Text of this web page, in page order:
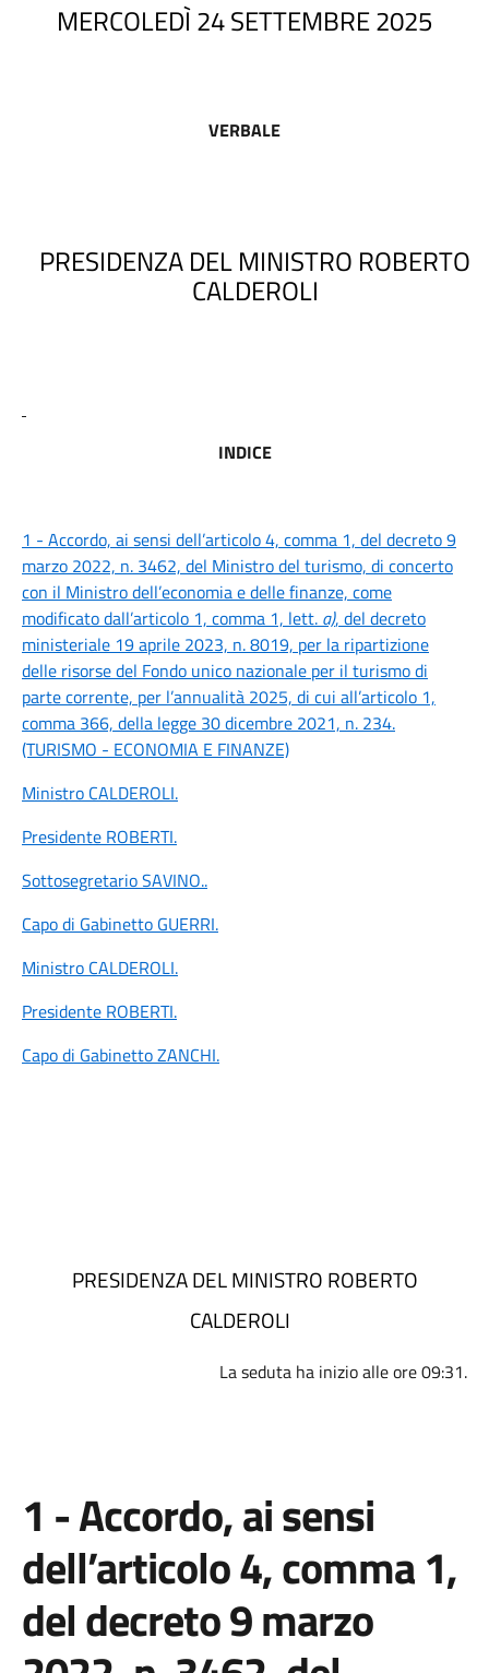
MERCOLEDÌ 24 SETTEMBRE 2025
VERBALE
PRESIDENZA DEL MINISTRO ROBERTO
CALDEROLI
INDICE
1 - Accordo, ai sensi dell’articolo 4, comma 1, del decreto 9
marzo 2022, n. 3462, del Ministro del turismo, di concerto
con il Ministro dell’economia e delle finanze, come
modificato dall’articolo 1, comma 1, lett. a), del decreto
ministeriale 19 aprile 2023, n. 8019, per la ripartizione
delle risorse del Fondo unico nazionale per il turismo di
parte corrente, per l’annualità 2025, di cui all’articolo 1,
comma 366, della legge 30 dicembre 2021, n. 234.
(TURISMO - ECONOMIA E FINANZE)
Ministro CALDEROLI.
Presidente ROBERTI.
Sottosegretario SAVINO..
Capo di Gabinetto GUERRI.
Ministro CALDEROLI.
Presidente ROBERTI.
Capo di Gabinetto ZANCHI.
PRESIDENZA DEL MINISTRO ROBERTO
CALDEROLI
La seduta ha inizio alle ore 09:31.
1 - Accordo, ai sensi
dell’articolo 4, comma 1,
del decreto 9 marzo